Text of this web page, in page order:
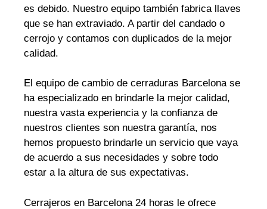
es debido. Nuestro equipo también fabrica llaves
que se han extraviado. A partir del candado o
cerrojo y contamos con duplicados de la mejor
calidad.
El equipo de cambio de cerraduras Barcelona se
ha especializado en brindarle la mejor calidad,
nuestra vasta experiencia y la confianza de
nuestros clientes son nuestra garantía, nos
hemos propuesto brindarle un servicio que vaya
de acuerdo a sus necesidades y sobre todo
estar a la altura de sus expectativas.
Cerrajeros en Barcelona 24 horas le ofrece